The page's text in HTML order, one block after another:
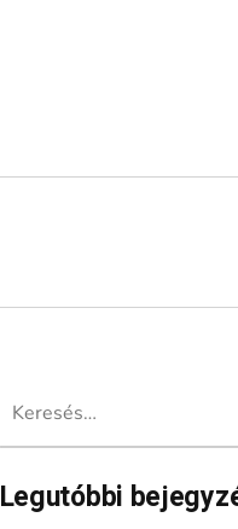
Legutóbbi